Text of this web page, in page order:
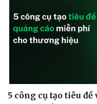
5 công cụ tạo tiêu